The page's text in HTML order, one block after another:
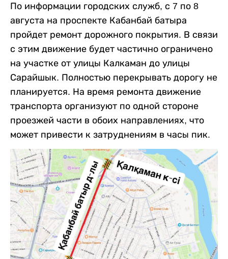
По информации городских служб, с 7 по 8
августа на проспекте Кабанбай батыра
пройдет ремонт дорожного покрытия. В связи
с этим движение будет частично ограничено
на участке от улицы Калкаман до улицы
Сарайшык. Полностью перекрывать дорогу не
планируется. На время ремонта движение
транспорта организуют по одной стороне
проезжей части в обоих направлениях, что
может привести к затруднениям в часы пик.